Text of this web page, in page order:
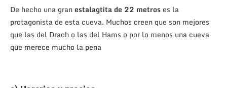
De hecho una granestalagtita de 22 metros es la
protagonista de esta cueva. Muchos creen que son mejores
que las del Drach o las del Hams o por lo menos una cueva
que merece mucho la pena